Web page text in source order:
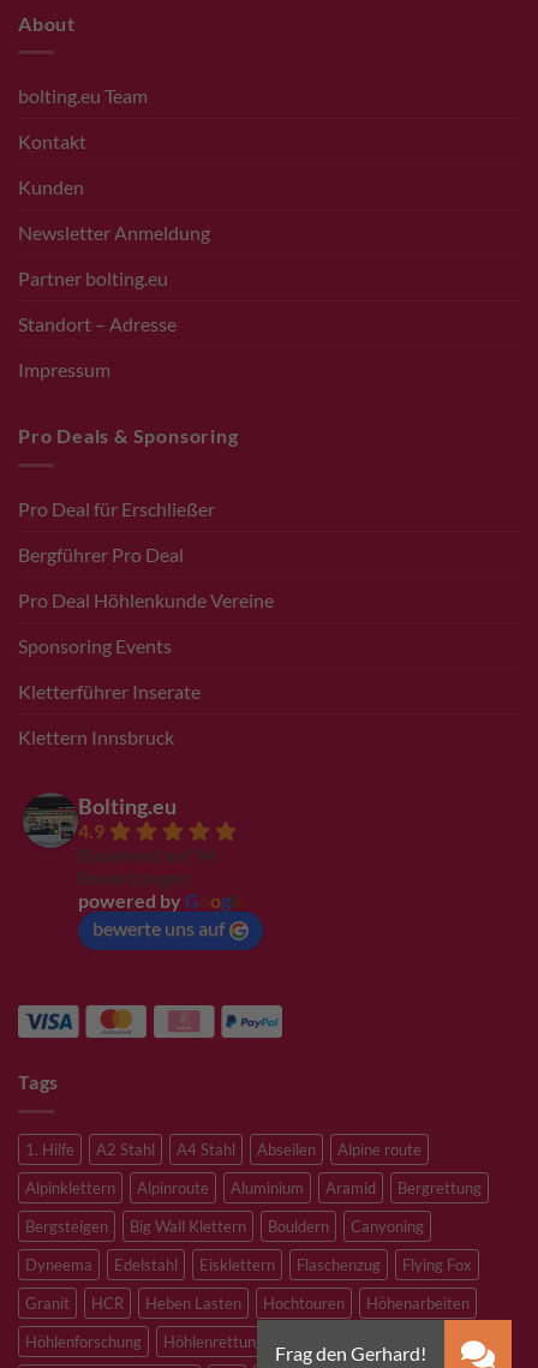
About
bolting.eu Team
Kontakt
Kunden
Newsletter Anmeldung
Partner bolting.eu
Standort – Adresse
Impressum
Pro Deals & Sponsoring
Pro Deal für Erschließer
Bergführer Pro Deal
Pro Deal Höhlenkunde Vereine
Sponsoring Events
Kletterführer Inserate
Klettern Innsbruck
Bolting.eu
4.9
Basierend auf 94
Bewertungen
powered by G ogl
bewerte uns auf
Tags
1. Hilfe A2 Stahl A4 Stahl Abseilen
Alpine route
Alpinklettern
Alpinroute Aluminium Aramid
Bergrettung
Bergsteigen
Big Wall Klettern Bouldern
Canyoning
Dyneema
Edelstahl Eisklettern Flaschenzug
Flying Fox
Granit
HCR Heben Lasten Hochtouren
Höhenarbeiten
Höhlenforschung
Höhlenrettung Kletterhalle